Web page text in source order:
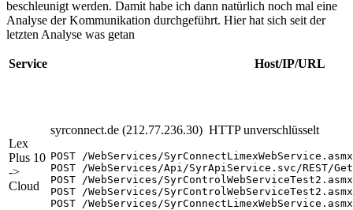
beschleunigt werden. Damit habe ich dann natürlich noch mal eine
Analyse der Kommunikation durchgeführt. Hier hat sich seit der
letzten Analyse was getan
Service Host/IP/URL
Lex
Plus 10
->
Cloud
syrconnect.de (212.77.236.30) HTTP unverschlüsselt
POST /WebServices/
POST /WebServices/Api/SyrApiService.svc/REST/
POST /WebServices/
POST /WebServices/
POST /WebServices/